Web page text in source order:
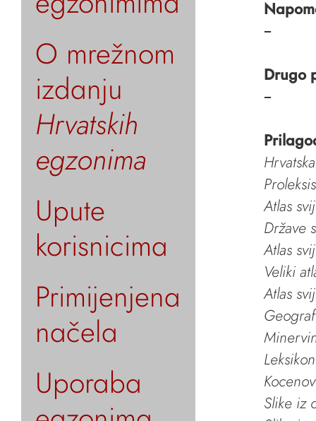
O mrežnom
izdanju
Hrvatskih
egzonima
Upute
korisnicima
Primijenjena
načela
Uporaba
–
Drugo
–
Atlas
Države
Atlas
Veliki
Atlas
Slike iz